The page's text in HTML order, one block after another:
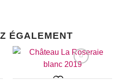
ÉGALEMENT